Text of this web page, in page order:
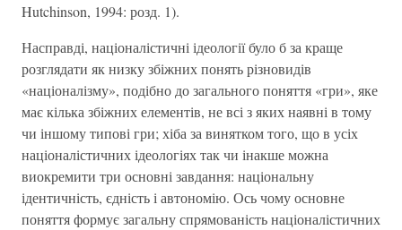
Hutchinson, 1994: розд. 1).
Насправді, націоналістичні ідеології було б за краще
розглядати як низку збіжних понять різновидів
«націоналізму», подібно до загального поняття «гри», яке
має кілька збіжних елементів, не всі з яких наявні в тому
чи іншому типові гри; хіба за винятком того, що в усіх
націоналістичних ідеологіях так чи інакше можна
виокремити три основні завдання: національну
ідентичність, єдність і автономію. Ось чому основне
поняття формує загальну спрямованість націоналістичних